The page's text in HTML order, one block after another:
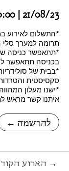
← להרשמה
21/08/23 | 20:00 | בית של סולידריות, דרך יפו 9
*התשלום לאירוע
תרומה למערך סלי
בכניסה תתאפשר ל23+/21+ בהתאם להנחיות הבית רומנו.
*בבית של
סקסיסטית
*ישנו מעלון
איתנו קשר מראש
הארוע הקודם →